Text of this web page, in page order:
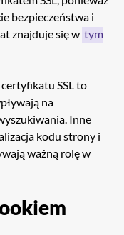
bezpieczeństwa i
znajduje się w tym
SSL to
na
Inne
kodu strony i
ważną rolę w